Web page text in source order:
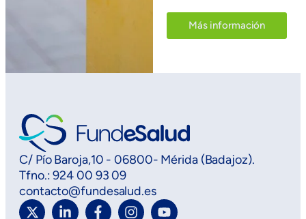
Más información
C/ Pío Baroja,10 - 06800- Mérida (Badajoz).
Tfno.: 924 00 93 09
contacto@fundesalud.es